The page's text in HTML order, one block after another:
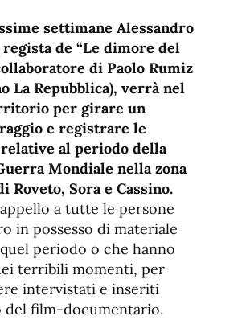
fuente
de
fuente.
settimane Alessandro
de “Le dimore del
di Paolo Rumiz
La Repubblica), verrà nel
per girare un
e registrare le
al periodo della
Mondiale nella zona
Roveto, Sora e Cassino.
a tutte le persone
in possesso di materiale
periodo o che hanno
terribili momenti, per
intervistati e inseriti
del film-documentario.